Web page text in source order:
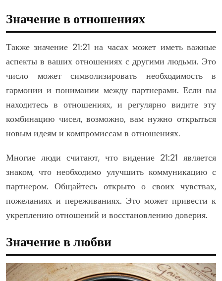
Значение в отношениях
Также значение 21:21 на часах может иметь важные
аспекты в ваших отношениях с другими людьми. Это
число может символизировать необходимость в
гармонии и понимании между партнерами. Если вы
находитесь в отношениях, и регулярно видите эту
комбинацию чисел, возможно, вам нужно открыться
новым идеям и компромиссам в отношениях.
Многие люди считают, что видение 21:21 является
знаком, что необходимо улучшить коммуникацию с
партнером. Общайтесь открыто о своих чувствах,
пожеланиях и переживаниях. Это может привести к
укреплению отношений и восстановлению доверия.
Значение в любви